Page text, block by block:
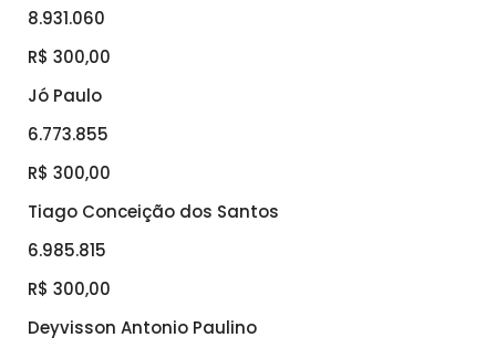
8.931.060
R$ 300,00
Jó Paulo
6.773.855
R$ 300,00
Tiago Conceição dos Santos
6.985.815
R$ 300,00
Deyvisson Antonio Paulino